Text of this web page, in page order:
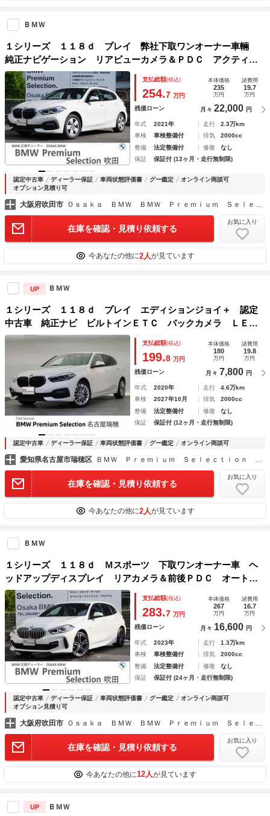
ＢＭＷ
１シリーズ １１８ｄ プレイ 弊社下取ワンオーナー車輛
純正ナビゲーション リアビューカメラ＆ＰＤＣ アクティブ
クルーズコントロール パーキングアシスト ドライビングア
シスト オートテールゲート ＬＥＤヘッドライト 認定中古
車
支払総額(税込)
254.7 万円
本体価格
235
万円
諸費用
19.7
万円
残価ローン 月々 22,000 円
年式 2021年 走行
2.3万km
車検
車検整備付 排気
2000cc
整備
法定整備付 修復
なし
保証
保証付 (12ヶ月・走行無制限)
認定中古車 ディーラー保証 車両状態評価書 グー鑑定
オンライン商談可
オプション見積り可
大阪府吹田市 Ｏｓａｋａ ＢＭＷ ＢＭＷ Ｐｒｅｍｉｕｍ Ｓｅｌｅｃｔｉｏｎ 吹田
在庫を確認・見積り依頼する
お気に入り
今あなたの他に2人が見ています
UP ＢＭＷ
１シリーズ １１８ｄ プレイ エディションジョイ＋ 認定
中古車 純正ナビ ビルトインＥＴＣ バックカメラ ＬＥＤ
ヘッドライト 純正１７インチＡＷ
支払総額(税込)
199.8 万円
本体価格
180
万円
諸費用
19.8
万円
残価ローン 月々 7,800 円
年式 2020年 走行
4.6万km
車検
2027年10月 排気
2000cc
整備
法定整備付 修復
なし
保証
保証付 (12ヶ月・走行無制限)
認定中古車 ディーラー保証 車両状態評価書 グー鑑定 オンライン商談可
愛知県名古屋市瑞穂区 ＢＭＷ Ｐｒｅｍｉｕｍ Ｓｅｌｅｃｔｉｏｎ 名古屋瑞穂
在庫を確認・見積り依頼する
お気に入り
今あなたの他に2人が見ています
ＢＭＷ
１シリーズ １１８ｄ Ｍスポーツ 下取ワンオーナー車 ヘ
ッドアップディスプレイ リアカメラ＆前後ＰＤＣ オートリ
アゲート アクティブクルーズコントロール ドライビングア
シスト パーキングアシスト １８インチアロイホイール
認定中古車
支払総額(税込)
283.7 万円
本体価格
267
万円
諸費用
16.7
万円
残価ローン 月々 16,600 円
年式 2023年 走行
1.3万km
車検
車検整備付 排気
2000cc
整備
法定整備付 修復
なし
保証
保証付 (24ヶ月・走行無制限)
認定中古車 ディーラー保証 車両状態評価書 グー鑑定
オンライン商談可
オプション見積り可
大阪府吹田市 Ｏｓａｋａ ＢＭＷ ＢＭＷ Ｐｒｅｍｉｕｍ Ｓｅｌｅｃｔｉｏｎ 吹田
在庫を確認・見積り依頼する
お気に入り
今あなたの他に12人が見ています
UP ＢＭＷ